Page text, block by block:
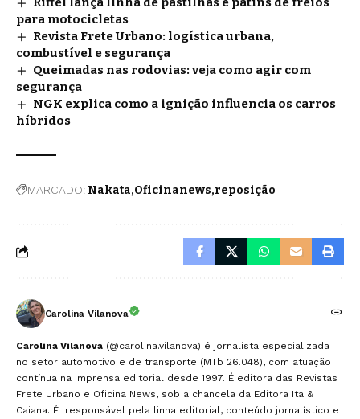
para motocicletas
Revista Frete Urbano: logística urbana,
combustível e segurança
Queimadas nas rodovias: veja como agir com
segurança
NGK explica como a ignição influencia os carros
híbridos
MARCADO: Nakata Oficinanews reposição
Carolina Vilanova
Carolina Vilanova (@carolina.vilanova) é jornalista especializada
no setor automotivo e de transporte (MTb 26.048), com atuação
contínua na imprensa editorial desde 1997. É editora das Revistas
Frete Urbano e Oficina News, sob a chancela da Editora Ita &
Caiana. É responsável pela linha editorial, conteúdo jornalístico e